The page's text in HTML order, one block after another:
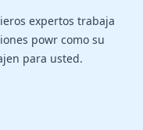
expertos trabaja
powr como su
para usted.